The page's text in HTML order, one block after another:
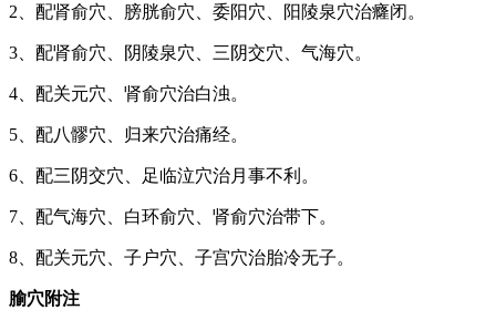
2、配肾俞穴、膀胱俞穴、委阳穴、阳陵泉穴治癃闭。
3、配肾俞穴、阴陵泉穴、三阴交穴、气海穴。
4、配关元穴、肾俞穴治白浊。
5、配八髎穴、归来穴治痛经。
6、配三阴交穴、足临泣穴治月事不利。
7、配气海穴、白环俞穴、肾俞穴治带下。
8、配关元穴、子户穴、子宫穴治胎冷无子。
腧穴附注